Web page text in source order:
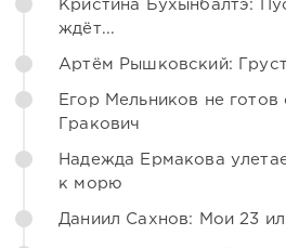
Кристина Бухынбалтэ:
ждёт...
Артём Рышковский:
Егор Мельников не
Гракович
Надежда Ермакова
к морю
Даниил Сахнов: Мои 23